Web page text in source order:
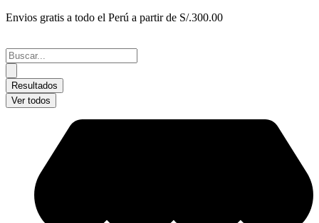
Ir
Envios gratis a todo el Perú a partir de S/.300.00
Search
...
Resultados
Ver todos